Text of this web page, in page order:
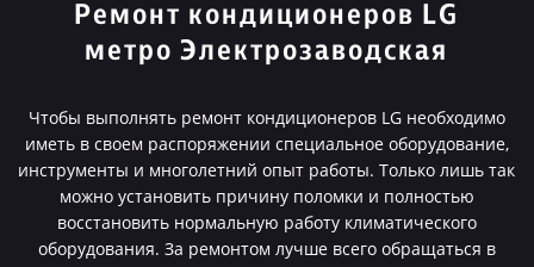
Ремонт кондиционеров LG
метро Электрозаводская
Чтобы выполнять ремонт кондиционеров LG необходимо
иметь в своем распоряжении специальное оборудование,
инструменты и многолетний опыт работы. Только лишь так
можно установить причину поломки и полностью
восстановить нормальную работу климатического
оборудования. За ремонтом лучше всего обращаться в